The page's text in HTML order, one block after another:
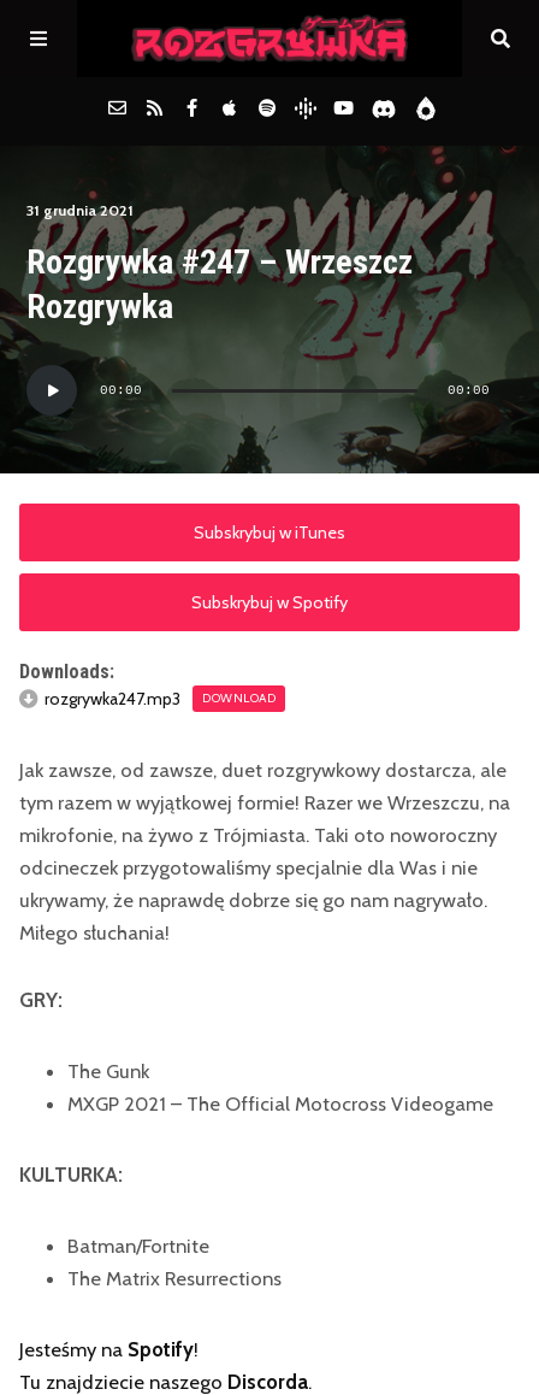
Główna
Archiwum
Kontakt
31 grudnia 2021
Rozgrywka #247 – Wrzeszcz
Rozgrywka
Odtwarzacz
plików
dźwiękowych
00:00 00:00
Subskrybuj w iTunes
Subskrybuj w Spotify
Downloads:
rozgrywka247.mp3 DOWNLOAD
Jak zawsze, od zawsze, duet rozgrywkowy dostarcza, ale
tym razem w wyjątkowej formie! Razer we Wrzeszczu, na
mikrofonie, na żywo z Trójmiasta. Taki oto noworoczny
odcineczek przygotowaliśmy specjalnie dla Was i nie
ukrywamy, że naprawdę dobrze się go nam nagrywało.
Miłego słuchania!
GRY:
The Gunk
MXGP 2021 – The Official Motocross Videogame
KULTURKA:
Batman/Fortnite
The Matrix Resurrections
Jesteśmy na Spotify!
Tu znajdziecie naszego Discorda.